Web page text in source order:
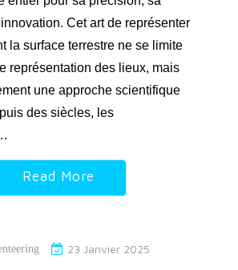
Cet art de représenter
la surface terrestre ne se limite
représentation des lieux, mais
une approche scientifique
des siècles, les
Read More
23 Janvier 2025